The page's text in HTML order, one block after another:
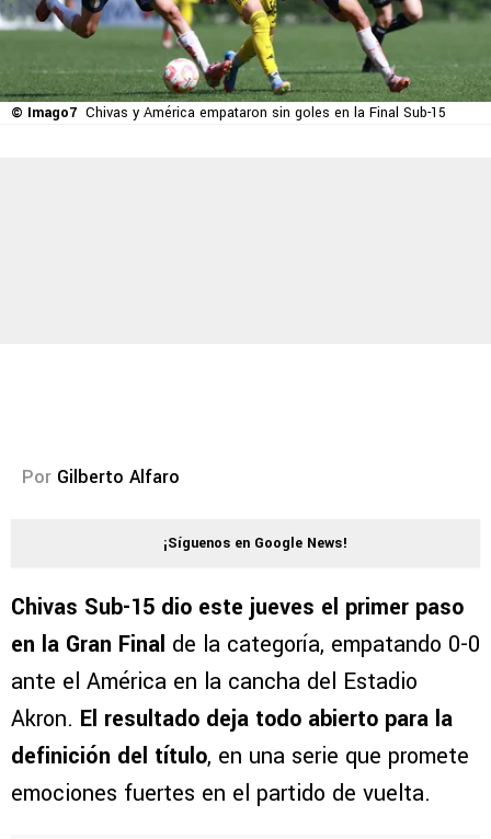
© Imago7 Chivas y América empataron sin goles en la Final Sub-15
Por Gilberto Alfaro
¡Síguenos en Google News!
Chivas Sub-15 dio este jueves el primer paso
en la Gran Final de la categoría, empatando 0-0
ante el América en la cancha del Estadio
Akron. El resultado deja todo abierto para la
definición del título, en una serie que promete
emociones fuertes en el partido de vuelta.